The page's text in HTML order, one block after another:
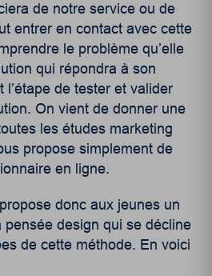
de notre service ou de
entrer en contact avec cette
le problème qu’elle
qui répondra à son
l’étape de tester et valider
On vient de donner une
les études marketing
propose simplement de
en ligne.
donc aux jeunes un
pensée design qui se décline
de cette méthode. En voici